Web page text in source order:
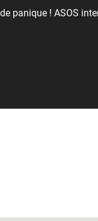
panique ! ASOS